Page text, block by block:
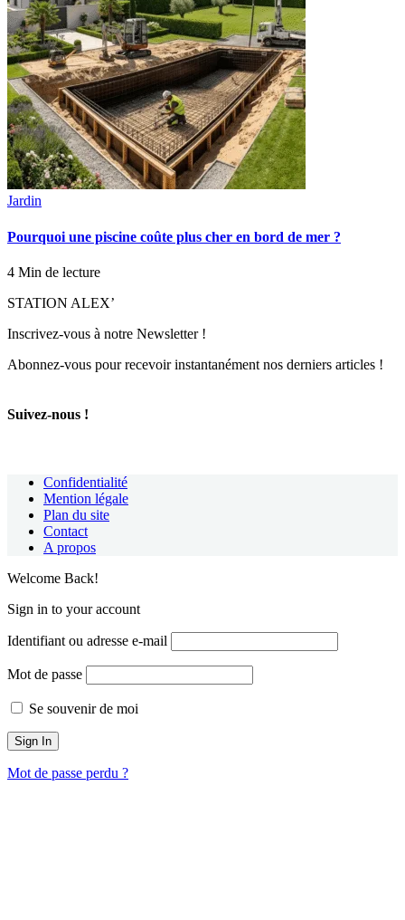
Jardin
Pourquoi une piscine coûte plus cher en bord de mer ?
4 Min de lecture
STATION ALEX’
Inscrivez-vous à notre Newsletter !
Abonnez-vous pour recevoir instantanément nos derniers articles !
Suivez-nous !
Confidentialité
Mention légale
Plan du site
Contact
A propos
Welcome Back!
Sign in to your account
Identifiant ou adresse e-mail
Mot de passe
Se souvenir de moi
Mot de passe perdu ?